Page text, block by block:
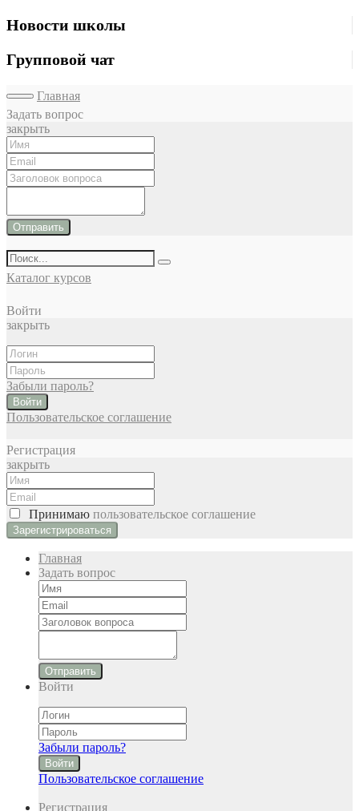
Новости школы
Групповой чат
Главная
Задать вопрос
закрыть
Отправить
Каталог курсов
Войти
закрыть
Забыли пароль?
Войти
Пользовательское соглашение
Регистрация
закрыть
Принимаю пользовательское соглашение
Главная
Задать вопрос
Отправить
Войти
Забыли пароль?
Войти
Пользовательское соглашение
Регистрация